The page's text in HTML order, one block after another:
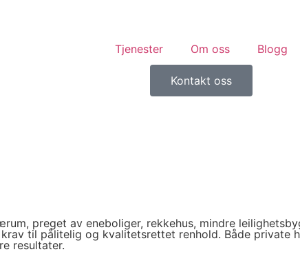
Tjenester Om oss Blogg
Kontakt oss
preget av eneboliger, rekkehus, mindre
til pålitelig og kvalitetsrettet renhold. Både private
resultater.